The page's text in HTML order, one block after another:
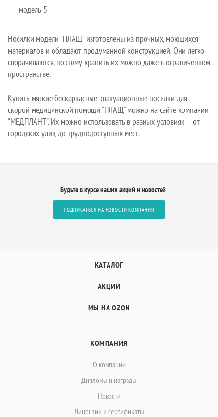
модель 5
Носилки модели "ПЛАЩ" изготовлены из прочных, моющихся
материалов и обладают продуманной конструкцией. Они легко
сворачиваются, поэтому хранить их можно даже в ограниченном
пространстве.
Купить мягкие бескаркасные эвакуационные носилки для
скорой медицинской помощи "ПЛАЩ" можно на сайте компании
"МЕДПЛАНТ". Их можно использовать в разных условиях -- от
городских улиц до труднодоступных мест.
Будьте в курсе наших акций и новостей
ПОДПИСАТЬСЯ НА НОВОСТИ КОМПАНИИ
КАТАЛОГ
АКЦИИ
МЫ НА OZON
КОМПАНИЯ
О компании
Дипломы и награды
Новости
Лицензии и сертификаты